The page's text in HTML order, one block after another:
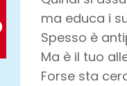
ma educa i
Spesso è
Ma è il tuo
Forse sta